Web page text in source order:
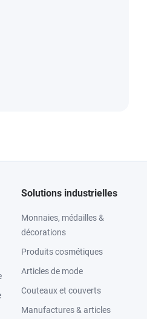
Solutions industrielles
Monnaies, médailles &
décorations
Produits cosmétiques
Articles de mode
Couteaux et couverts
Manufactures & articles